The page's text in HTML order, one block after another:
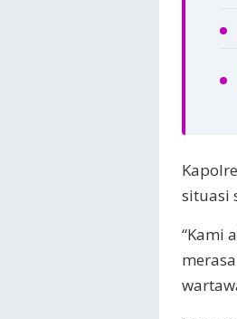
situasi
“Kami